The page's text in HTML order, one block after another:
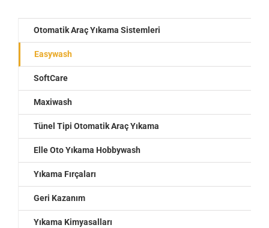
Otomatik Araç Yıkama Sistemleri
Easywash
SoftCare
Maxiwash
Tünel Tipi Otomatik Araç Yıkama
Elle Oto Yıkama Hobbywash
Yıkama Fırçaları
Geri Kazanım
Yıkama Kimyasalları